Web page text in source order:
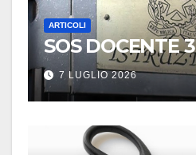
ARTICOLI
SOS DOCENTE 3
7 LUGLIO 2026